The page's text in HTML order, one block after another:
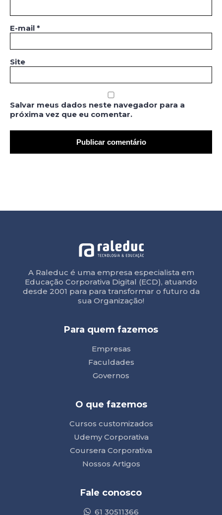
E-mail *
Site
Salvar meus dados neste navegador para a
próxima vez que eu comentar.
A Raleduc é uma empresa especialista em
Educação Corporativa Digital (ECD), atuando
desde 2001 para para transformar o futuro da
sua Organização!
Para quem fazemos
Empresas
Faculdades
Governos
O que fazemos
Cursos customizados
Udemy Corporativa
Coursera Corporativa
Nossos Artigos
Fale conosco
61 30511366